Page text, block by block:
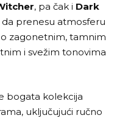
, pa čak i Dark
da prenesu atmosferu
zagonetnim, tamnim
i svežim tonovima
bogata kolekcija
uključujući ručno